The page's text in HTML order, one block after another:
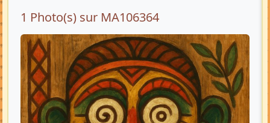
1 Photo(s) sur MA106364